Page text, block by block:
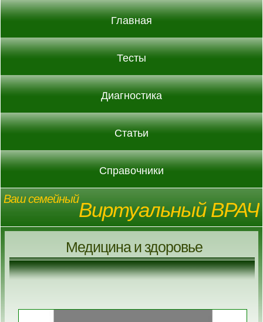
Главная
Тесты
Диагностика
Статьи
Справочники
Ваш семейныйВиртуальный ВРАЧ
Медицина и здоровье